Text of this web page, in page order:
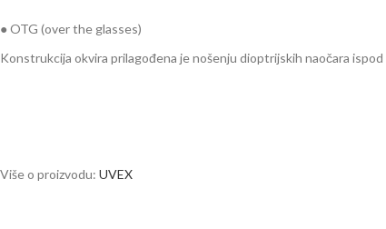
● OTG (over the glasses)
Konstrukcija okvira prilagođena je nošenju dioptrijskih naočara
Više o proizvodu: UVEX